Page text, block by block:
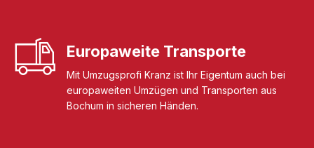
Europaweite Transporte
Mit Umzugsprofi Kranz ist Ihr Eigentum auch bei
europaweiten Umzügen und Transporten aus
Bochum in sicheren Händen.